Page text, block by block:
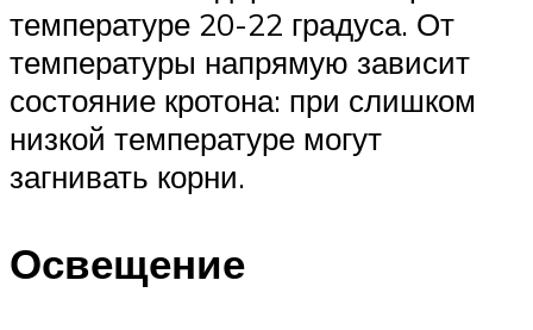
температуре 20-22 градуса. От
температуры напрямую зависит
состояние кротона: при слишком
низкой температуре могут
загнивать корни.
Освещение